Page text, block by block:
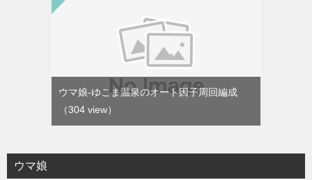
ウマ娘-ゆこま温泉のオート因子周回編成
（304 view）
ウマ娘